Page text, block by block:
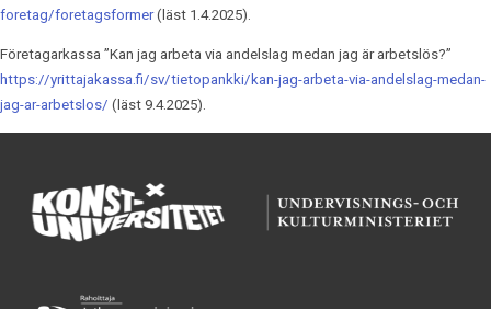
foretag/foretagsformer(läst 1.4.2025).
Företagarkassa ”Kan jag arbeta via andelslag medan jag är arbetslös?”
https://yrittajakassa.fi/sv/tietopankki/kan-jag-arbeta-via-andelslag-medan-
jag-ar-arbetslos/ (läst 9.4.2025).